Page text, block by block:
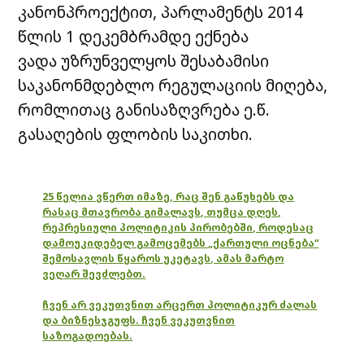
კანონპროექტით, პარლამენტს 2014
წლის 1 დეკემბრამდე ექნება
ვადა უზრუნველყოს შესაბამისი
საკანონმდებლო რეგულაციის მიღება,
რომლითაც განისაზღვრება ე.წ.
გასაღების ფლობის საკითხი.
25 წელია ვწერთ იმაზე, რაც შენ გაწუხებს და
რასაც მთავრობა გიმალავს, თუმცა დღეს,
რეპრესიული პოლიტიკის პირობებში, როდესაც
დამოუკიდებელ გამოცემებს „ქართული ოცნება“
შემოსავლის წყაროს უკეტავს, ამას მარტო
ვეღარ შევძლებთ.
ჩვენ არ ვეკუთვნით არცერთ პოლიტიკურ ძალას
და ბიზნესჯგუფს. ჩვენ ვეკუთვნით
საზოგადოებას.